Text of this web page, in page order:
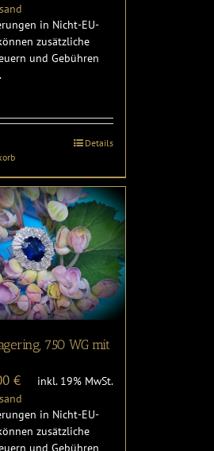
in Nicht-EU-
zusätzliche
und Gebühren
Details
750 WG mit
€
inkl. 19% MwSt.
in Nicht-EU-
zusätzliche
und Gebühren